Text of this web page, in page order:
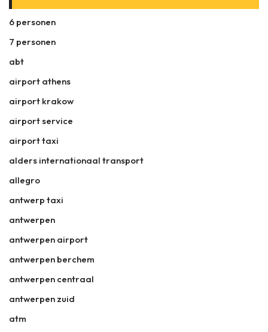
6 personen
7 personen
abt
airport athens
airport krakow
airport service
airport taxi
alders internationaal transport
allegro
antwerp taxi
antwerpen
antwerpen airport
antwerpen berchem
antwerpen centraal
antwerpen zuid
atm